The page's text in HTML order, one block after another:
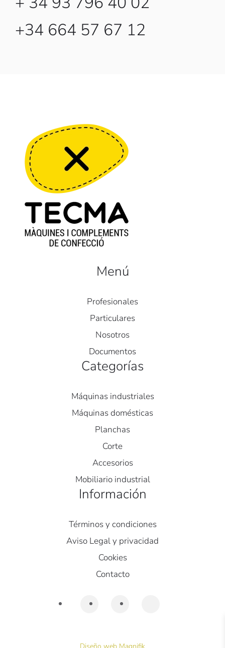
+34 664 57 67 12
Menú
Profesionales
Particulares
Nosotros
Documentos
Categorías
Máquinas industriales
Máquinas domésticas
Planchas
Corte
Accesorios
Mobiliario industrial
Información
Términos y condiciones
Aviso Legal y privacidad
Cookies
Contacto